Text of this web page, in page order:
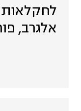
אלגרב,